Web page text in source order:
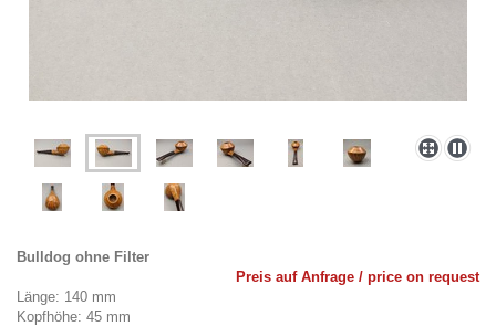
Bulldog ohne Filter
Preis auf Anfrage / price on request
Länge: 140 mm
Kopfhöhe: 45 mm